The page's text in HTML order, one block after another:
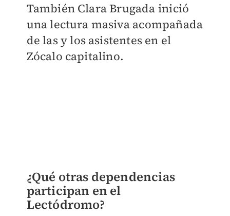
También Clara Brugada inició
una lectura masiva acompañada
de las y los asistentes en el
Zócalo capitalino.
¿Qué otras dependencias
participan en el
Lectódromo?